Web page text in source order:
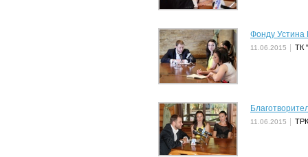
Фонду Устина
11.06.2015 ТК
11.06.2015